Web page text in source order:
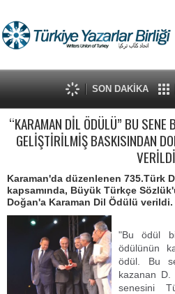
SON DAKİKA
“KARAMAN DİL ÖDÜLÜ” BU SENE
GELİŞTİRİLMİŞ BASKISINDAN
VERİLDİ
Karaman'da düzenlenen 735.Türk
kapsamında, Büyük Türkçe
Doğan'a Karaman Dil Ödülü verildi.
"Bu ödül
ödülünün
ödül. Bu
kazanan D.
senesini